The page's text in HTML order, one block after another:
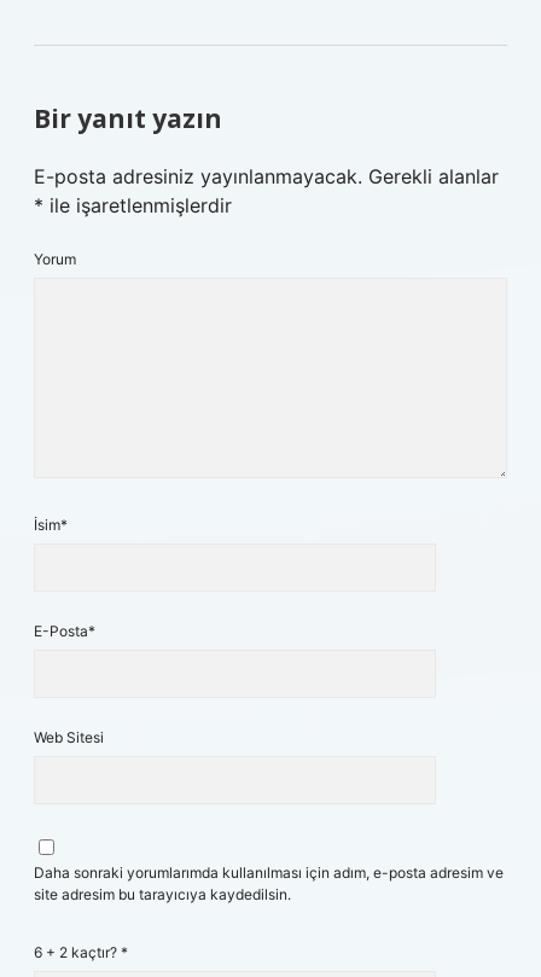
Bir yanıt yazın
E-posta adresiniz yayınlanmayacak. Gerekli alanlar
* ile işaretlenmişlerdir
Yorum
İsim*
E-Posta*
Web Sitesi
Daha sonraki yorumlarımda kullanılması için adım, e-posta adresim ve
site adresim bu tarayıcıya kaydedilsin.
6 + 2 kaçtır? *